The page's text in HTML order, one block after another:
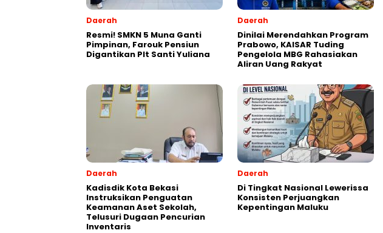
Daerah
Resmi! SMKN 5 Muna Ganti
Pimpinan, Farouk Pensiun
Digantikan Plt Santi Yuliana
Daerah
Dinilai Merendahkan Program
Prabowo, KAISAR Tuding
Pengelola MBG Rahasiakan
Aliran Uang Rakyat
Daerah
Kadisdik Kota Bekasi
Instruksikan Penguatan
Keamanan Aset Sekolah,
Telusuri Dugaan Pencurian
Inventaris
Daerah
Di Tingkat Nasional Lewerissa
Konsisten Perjuangkan
Kepentingan Maluku